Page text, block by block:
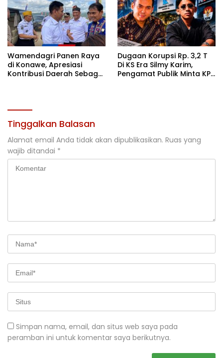
Wamendagri Panen Raya
di Konawe, Apresiasi
Kontribusi Daerah Sebagai
Dugaan Korupsi Rp. 3,2 T
Di KS Era Silmy Karim,
Pengamat Publik Minta KPK
Tinggalkan Balasan
Alamat email Anda tidak akan dipublikasikan. Ruas yang
wajib ditandai *
Simpan nama, email, dan situs web saya pada
peramban ini untuk komentar saya berikutnya.